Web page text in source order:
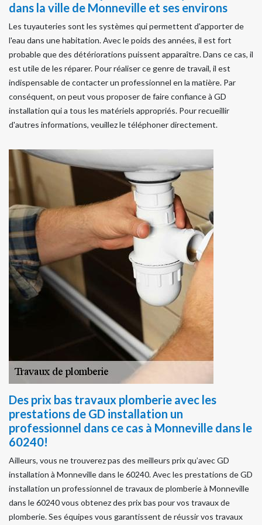
dans la ville de Monneville et ses environs
Les tuyauteries sont les systèmes qui permettent d'apporter de
l'eau dans une habitation. Avec le poids des années, il est fort
probable que des détériorations puissent apparaître. Dans ce cas, il
est utile de les réparer. Pour réaliser ce genre de travail, il est
indispensable de contacter un professionnel en la matière. Par
conséquent, on peut vous proposer de faire confiance à GD
installation qui a tous les matériels appropriés. Pour recueillir
d'autres informations, veuillez le téléphoner directement.
Des prix bas travaux plomberie avec les
prestations de GD installation un
professionnel dans ce cas à Monneville dans le
60240!
Ailleurs, vous ne trouverez pas des meilleurs prix qu’avec GD
installation à Monneville dans le 60240. Avec les prestations de GD
installation un professionnel de travaux de plomberie à Monneville
dans le 60240 vous obtenez des prix bas pour vos travaux de
plomberie. Ses équipes vous garantissent de réussir vos travaux